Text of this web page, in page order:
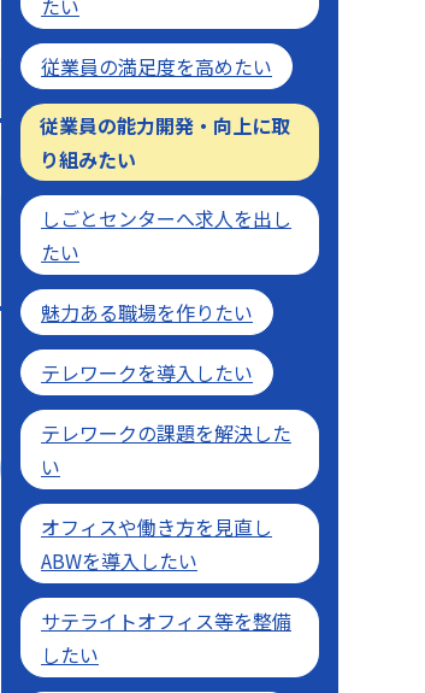
たい
従業員の満足度を高めたい
従業員の能力開発・向上に取
り組みたい
しごとセンターへ求人を出し
たい
魅力ある職場を作りたい
テレワークを導入したい
テレワークの課題を解決した
い
オフィスや働き方を見直し
ABWを導入したい
サテライトオフィス等を整備
したい